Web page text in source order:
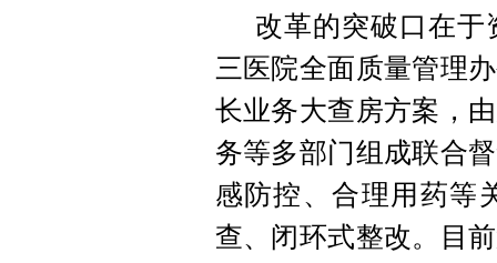
改革的突破口在
三医院全面质量管理
长业务大查房方案，
务等多部门组成联合
感防控、合理用药等
查、闭环式整改。目